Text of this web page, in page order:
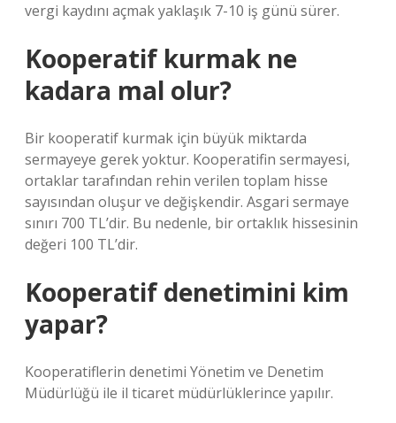
vergi kaydını açmak yaklaşık 7-10 iş günü sürer.
Kooperatif kurmak ne
kadara mal olur?
Bir kooperatif kurmak için büyük miktarda
sermayeye gerek yoktur. Kooperatifin sermayesi,
ortaklar tarafından rehin verilen toplam hisse
sayısından oluşur ve değişkendir. Asgari sermaye
sınırı 700 TL’dir. Bu nedenle, bir ortaklık hissesinin
değeri 100 TL’dir.
Kooperatif denetimini kim
yapar?
Kooperatiflerin denetimi Yönetim ve Denetim
Müdürlüğü ile il ticaret müdürlüklerince yapılır.